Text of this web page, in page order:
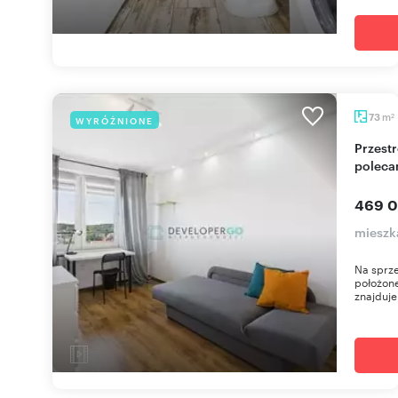
WYRÓŻNIONE 73 m2
Przestronne 6 pokoi z balkonem i dużą piwnicą -
469
Na